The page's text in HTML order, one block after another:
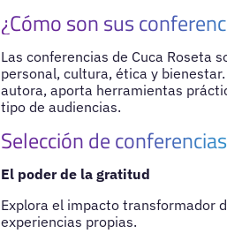
¿Cómo son sus
Las conferencias de Cuca Roseta
personal, cultura, ética y
autora, aporta herramientas
tipo de audiencias.
Selección de conferencias
El poder de la gratitud
Explora el impacto transformador
experiencias propias.